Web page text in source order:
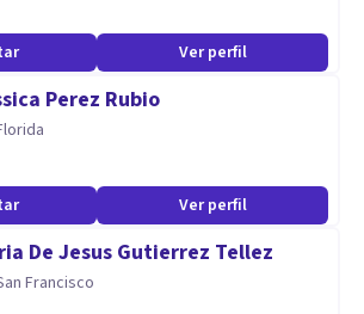
Ver perfil
Perez Rubio
Ver perfil
De Jesus Gutierrez Tellez
Francisco